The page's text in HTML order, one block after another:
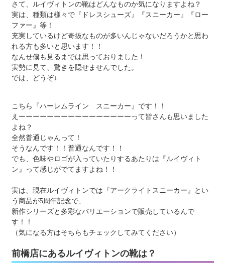
さて、ルイヴィトンの靴はどんなものか気になりますよね？
実は、種類は様々で『ドレスシューズ』『スニーカー』『ロー
ファー』等！
充実しているけど奇抜なものが多いんじゃないだろうかと思わ
れる方も多いと思います！！
なんせ僕も見るまでは思っておりました！
実勢に見て、驚きを隠せませんでした。
では、どうぞ↓
こちら『ハーレムライン スニーカー』です！！
えーーーーーーーーーーーーーーーーって皆さんも思いました
よね？
全然普通じゃんって！
そうなんです！！普通なんです！！
でも、色味やロゴが入っていたりするあたりは『ルイヴィト
ン』って感じがでてますよね！！
実は、現在ルイヴィトンでは『アークライトスニーカー』とい
う商品が5周年記念で、
新作シリーズと多彩なバリエーションで販売しているんで
す！！
（気になる方はそちらもチェックしてみてください）
前橋店にあるルイヴィトンの靴は？